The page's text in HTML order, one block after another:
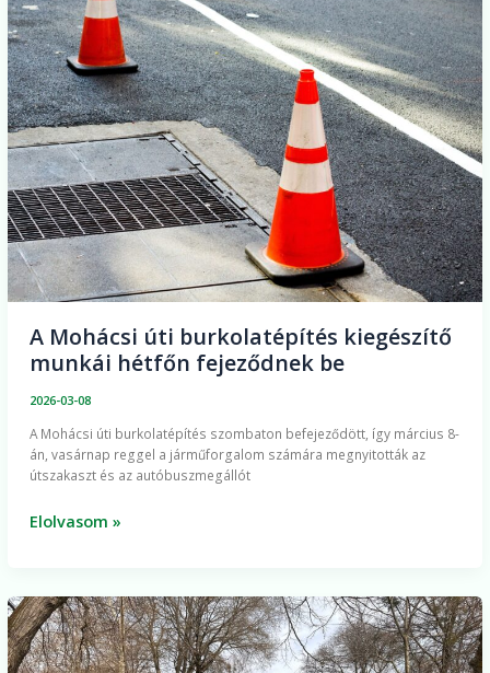
A Mohácsi úti burkolatépítés kiegészítő
munkái hétfőn fejeződnek be
2026-03-08
A Mohácsi úti burkolatépítés szombaton befejeződött, így március 8-
án, vasárnap reggel a járműforgalom számára megnyitották az
útszakaszt és az autóbuszmegállót
burkolatépítés
kiegészítő
munkái
hétfőn
fejeződnek
be
Elolvasom »
Tavaszi
megújulás
városunkban